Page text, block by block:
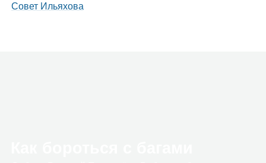
Совет Ильяхова